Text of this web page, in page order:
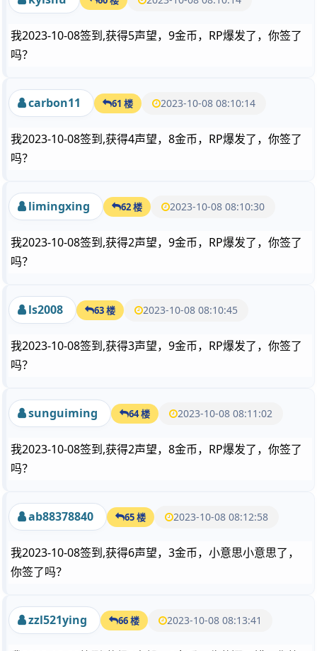
我2023-10-08签到,获得5声望，9金币，RP爆发了，你签了
吗？
carbon11 61 楼 2023-10-08 08:10:14
我2023-10-08签到,获得4声望，8金币，RP爆发了，你签了
吗？
limingxing 62 楼 2023-10-08 08:10:30
我2023-10-08签到,获得2声望，9金币，RP爆发了，你签了
吗？
ls2008 63 楼 2023-10-08 08:10:45
我2023-10-08签到,获得3声望，9金币，RP爆发了，你签了
吗？
sunguiming 64 楼 2023-10-08 08:11:02
我2023-10-08签到,获得2声望，8金币，RP爆发了，你签了
吗？
ab88378840 65 楼 2023-10-08 08:12:58
我2023-10-08签到,获得6声望，3金币，小意思小意思了，
你签了吗？
zzl521ying 66 楼 2023-10-08 08:13:41